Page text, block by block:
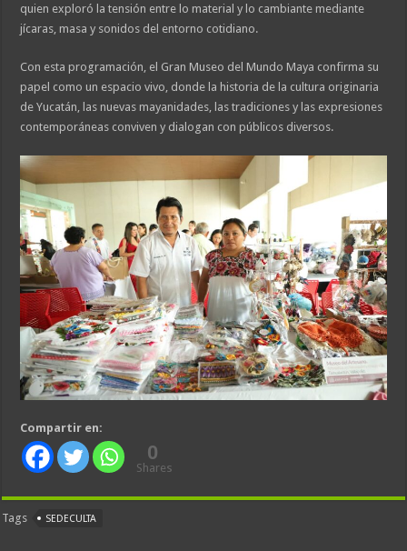
quien exploró la tensión entre lo material y lo cambiante mediante
jícaras, masa y sonidos del entorno cotidiano.
Con esta programación, el Gran Museo del Mundo Maya confirma su
papel como un espacio vivo, donde la historia de la cultura originaria
de Yucatán, las nuevas mayanidades, las tradiciones y las expresiones
contemporáneas conviven y dialogan con públicos diversos.
Compartir en:
0
Shares
Tags SEDECULTA